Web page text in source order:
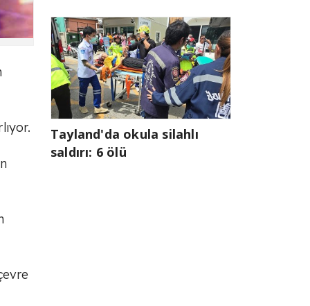
Tayland'da okula silahlı
saldırı: 6 ölü